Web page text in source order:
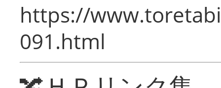
https://
091.html